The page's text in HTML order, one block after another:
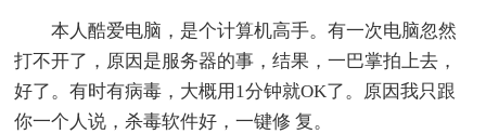
本人酷爱电脑，是个计算机高手。有一次电脑忽然
打不开了，原因是服务器的事，结果，一巴掌拍上去，
好了。有时有病毒，大概用1分钟就OK了。原因我只跟
你一个人说，杀毒软件好，一键修 复。